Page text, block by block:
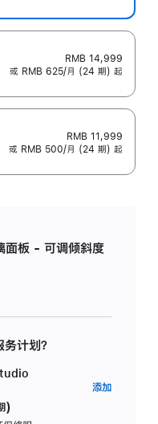
RMB 14,999
或 RMB 625/月 (24 期) 起
RMB 11,999
或 RMB 500/月 (24 期) 起
板 - 可调倾斜度
计划？
)
添加